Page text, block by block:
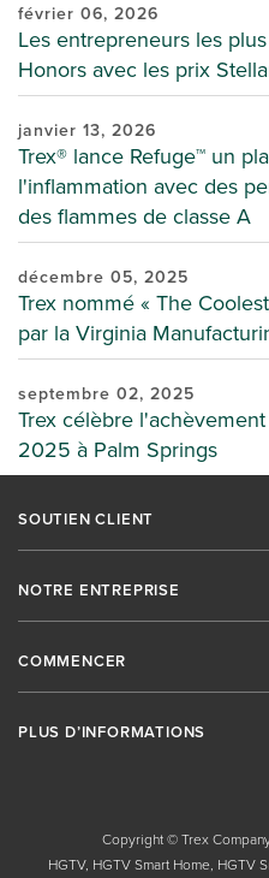
février 06, 2026
Les entrepreneurs les
Honors avec les prix
janvier 13, 2026
Trex® lance Refuge™ un
l'inflammation avec des
des flammes de classe A
décembre 05, 2025
Trex nommé « The
par la Virginia
septembre 02, 2025
Trex célèbre
2025 à Palm Springs
SOUTIEN CLIENT
NOTRE ENTREPRISE
COMMENCER
PLUS D’INFORMATIONS
Copyright © Trex
HGTV, HGTV Smart Home, HGTV